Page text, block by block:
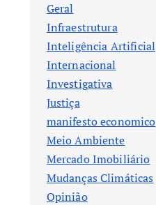
Geral
Infraestrutura
Inteligência Artificial
Internacional
Investigativa
Justiça
manifesto economico
Meio Ambiente
Mercado Imobiliário
Mudanças Climáticas
Opinião